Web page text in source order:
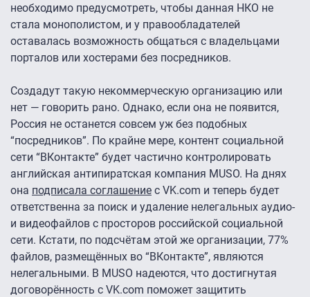
необходимо предусмотреть, чтобы данная НКО не
стала монополистом, и у правообладателей
оставалась возможность общаться с владельцами
порталов или хостерами без посредников.
Создадут такую некоммерческую организацию или
нет — говорить рано. Однако, если она не появится,
Россия не останется совсем уж без подобных
“посредников”. По крайне мере, контент социальной
сети “ВКонтакте” будет частично контролировать
английская антипиратская компания MUSO. На днях
она подписала соглашение с VK.com и теперь будет
ответственна за поиск и удаление нелегальных аудио-
и видеофайлов с просторов российской социальной
сети. Кстати, по подсчётам этой же организации, 77%
файлов, размещённых во “ВКонтакте”, являются
нелегальными. В MUSO надеются, что достигнутая
договорённость с VK.com поможет защитить